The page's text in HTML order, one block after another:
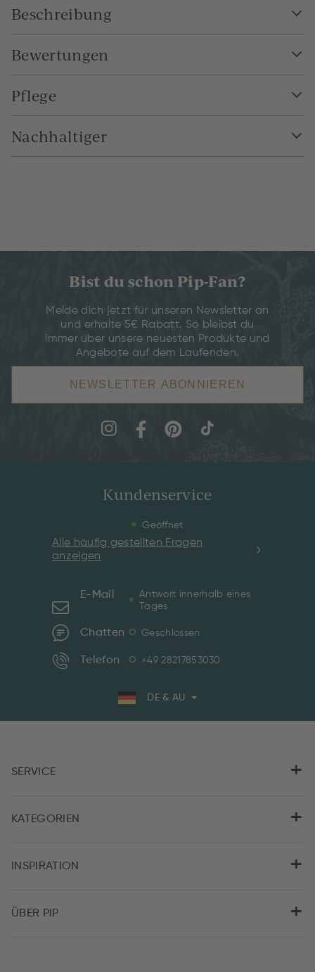
Beschreibung
Bewertungen
Pflege
Nachhaltiger
Bist du schon Pip-Fan?
Melde dich jetzt für unseren Newsletter an
und erhalte 5€ Rabatt. So bleibst du
immer über unsere neuesten Produkte und
Angebote auf dem Laufenden.
NEWSLETTER ABONNIEREN
Kundenservice
Geöffnet
Alle häufig gestellten Fragen
anzeigen
E-Mail
Antwort innerhalb eines
Tages
Chatten Geschlossen
Telefon +49 28217853030
DE & AU
SERVICE
KATEGORIEN
INSPIRATION
ÜBER PIP